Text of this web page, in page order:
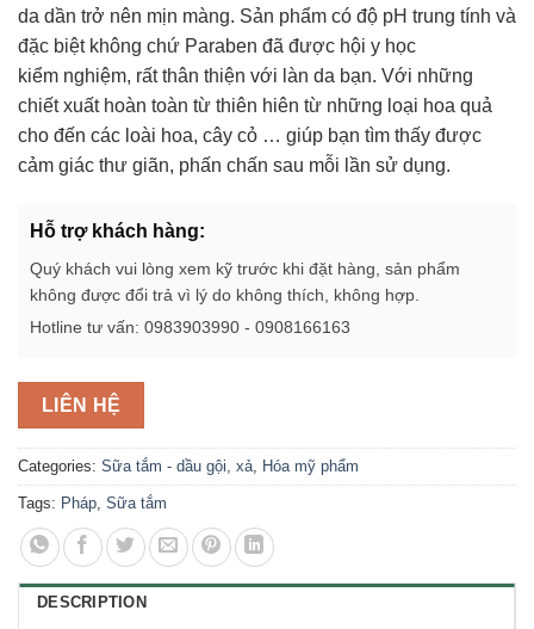
da dần trở nên mịn màng. Sản phẩm có độ pH trung tính và
đặc biệt không chứ Paraben đã được hội y học
kiểm nghiệm, rất thân thiện với làn da bạn. Với những
chiết xuất hoàn toàn từ thiên hiên từ những loại hoa quả
cho đến các loài hoa, cây cỏ … giúp bạn tìm thấy được
cảm giác thư giãn, phấn chấn sau mỗi lần sử dụng.
Hỗ trợ khách hàng:
Quý khách vui lòng xem kỹ trước khi đặt hàng, sản phẩm
không được đổi trả vì lý do không thích, không hợp.
Hotline tư vấn: 0983903990 - 0908166163
LIÊN HỆ
Categories: Sữa tắm - dầu gội, xả Hóa mỹ phẩm
Tags: Pháp Sữa tắm
DESCRIPTION